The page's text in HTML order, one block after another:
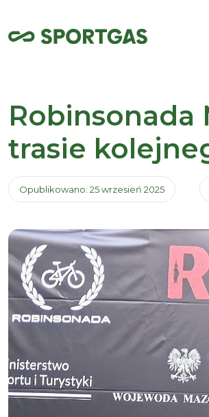
Robinsonada
trasie
Opublikowano: 25 wrzesień 2025